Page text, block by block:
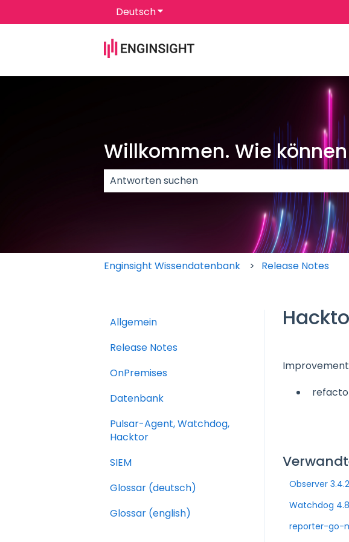
DeutschUntermenü für Übersetzungen anzeigen
Willkommen. Wie
Es gibt keine Vorschläge, da das Suchfeld leer
Enginsight Wissendatenbank Release Notes
Observer
Watchdog
reporter-go-
Allgemein
Release Notes
OnPremises
Datenbank
Pulsar-Agent, Watchdog,
Hacktor
SIEM
Glossar (deutsch)
Glossar (english)